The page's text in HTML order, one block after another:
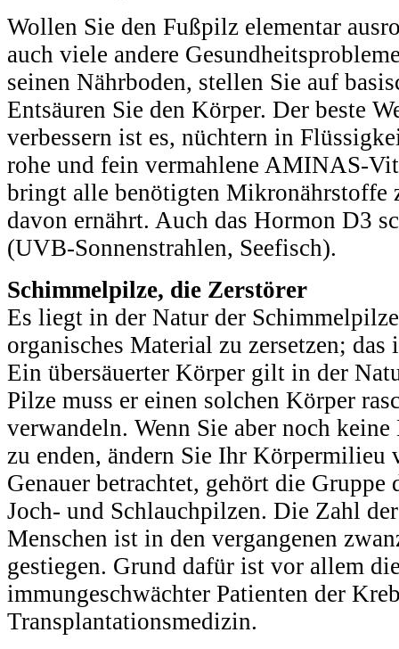
Wollen Sie den Fußpilz elementar
auch viele andere
seinen Nährboden, stellen Sie auf
Entsäuren Sie den Körper. Der beste
verbessern ist es, nüchtern in
rohe und fein vermahlene AMINAS-
bringt alle benötigten Mikronährstoffe
davon ernährt. Auch das Hormon D3
(UVB-Sonnenstrahlen, Seefisch).
Schimmelpilze, die Zerstörer
Es liegt in der Natur der
organisches Material zu zersetzen;
Ein übersäuerter Körper gilt in der
Pilze muss er einen solchen Körper
verwandeln. Wenn Sie aber noch
zu enden, ändern Sie Ihr Körpermilieu
Genauer betrachtet, gehört die
Joch- und Schlauchpilzen. Die Zahl
Menschen ist in den vergangenen
gestiegen. Grund dafür ist vor allem
immungeschwächter Patienten der
Transplantationsmedizin.